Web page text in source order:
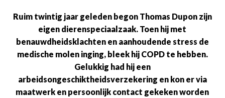
Ruim twintig jaar geleden begon Thomas Dupon zijn
eigen dierenspeciaalzaak. Toen hij met
benauwdheidsklachten en aanhoudende stress de
medische molen inging, bleek hij COPD te hebben.
Gelukkig had hij een
arbeidsongeschiktheidsverzekering en kon er via
maatwerk en persoonlijk contact gekeken worden